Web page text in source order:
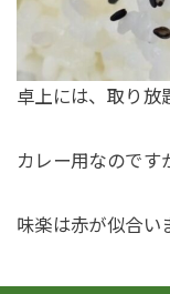
卓上には、取り放
カレー用なのです
味楽は赤が似合い